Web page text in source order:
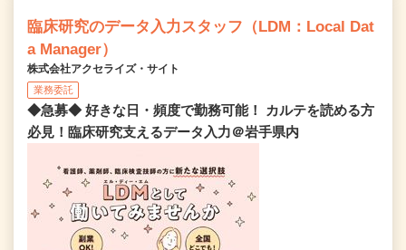
臨床研究のデータ入力スタッフ（LDM：Local Dat
a Manager）
株式会社アクセライズ・サイト
業務委託
◆急募◆ 好きな日・頻度で勤務可能！ カルテを読める方
必見！臨床研究支えるデータ入力＠岩手県内